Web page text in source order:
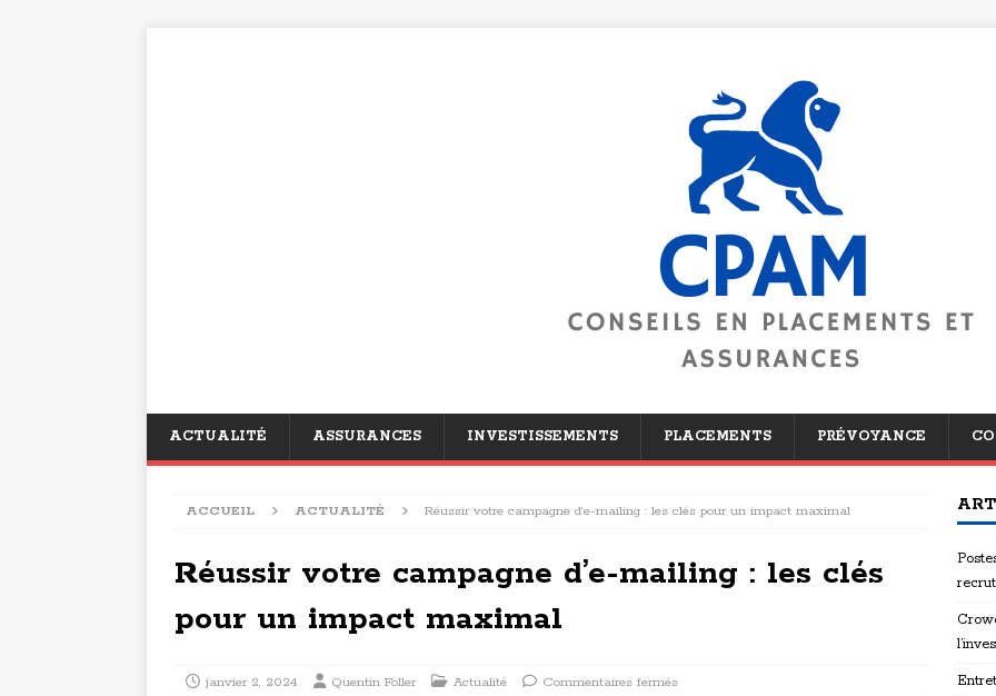
ACTUALITÉ ASSURANCES INVESTISSEMENTS PLACEMENTS PRÉVOYANCE
ACCUEIL ACTUALITÉ Réussir votre campagne d’e-mailing : les clés pour un impact maximal
Réussir votre campagne d’e-mailing : les clés
pour un impact maximal
janvier 2, 2024 Quentin Foller Actualité Commentaires fermés